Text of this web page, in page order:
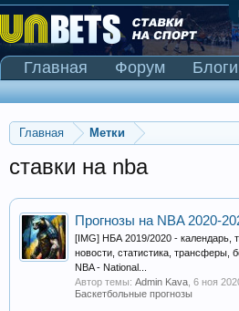
Главная Метки
ставки на nba
Прогнозы на NBA 2020-
[IMG] НБА 2019/2020 - календарь,
новости, статистика, трансферы,
NBA - National...
Автор темы: Admin Kava 6 ноя
Баскетбольные прогнозы
Главная Форум Блоги
Сканер Pinnacle